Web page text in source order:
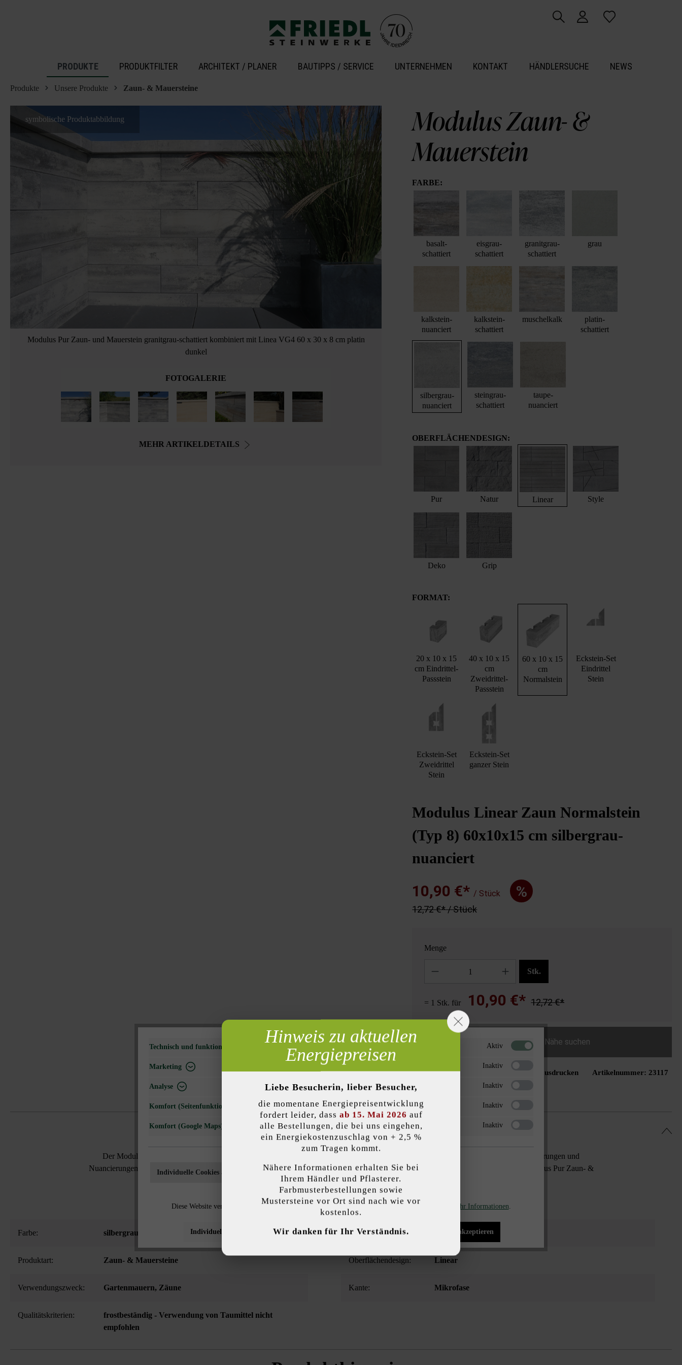
PRODUKTE PRODUKTFILTER ARCHITEKT / PLANER BAUTIPPS / SERVICE UNTERNEHMEN KONTAKT HÄNDLERSUCHE NEWS
Produkte Unsere Produkte Zaun- & Mauersteine
Modulus Pur Zaun- und Mauerstein granitgrau-schattiert kombiniert mit Linea VG4 60 x 30 x 8 cm platin
dunkel
symbolische Produktabbildung
FOTOGALERIE
MEHR ARTIKELDETAILS
Modulus Zaun- &
Mauerstein
FARBE:
basalt-
schattiert
eisgrau-
schattiert
granitgrau-
schattiert
grau
kalkstein-
nuanciert
kalkstein-
schattiert
muschelkalk
platin-
schattiert
silbergrau-
nuanciert
steingrau-
schattiert
taupe-
nuanciert
OBERFLÄCHENDESIGN:
Pur Natur Linear Style
Deko Grip
FORMAT:
20 x 10 x 15
cm Eindrittel-
Passstein
40 x 10 x 15
cm
Zweidrittel-
Passstein
60 x 10 x 15
cm
Normalstein
Eckstein-Set
Eindrittel
Stein
Eckstein-Set
Zweidrittel
Stein
Eckstein-Set
ganzer Stein
Modulus Linear Zaun Normalstein
(Typ 8) 60x10x15 cm silbergrau-
nuanciert
10,90 €* / Stück %
12,72 €* / Stück
Menge
Stk.
= 1 Stk. für 10,90 €* 12,72 €*
Händler in der Nähe suchen
Zur Wunschliste hinzufügen Seite ausdrucken Artikelnummer: 23117
Produktbeschreibung
Der Modulus Pur Zaun- & Mauerstein überzeugt durch seine moderne Steinlänge und die wunderschön zur Geltung kommenden Schattierungen und
Nuancierungen. Möglich macht dies das einzigartige, patentierte Steinsystem. Darüber hinaus können durch die spezielle Bauweise des Modulus Pur Zaun- &
Mauersteins unterschiedliche Farben für die Außen- und die Innenseite von Mauern gewählt werden.
Farbe: silbergrau-nuanciert Oberflächenstruktur:
Produktart: Zaun- & Mauersteine Oberflächendesign: Linear
Verwendungszweck: Gartenmauern, Zäune Kante: Mikrofase
Qualitätskriterien:
frostbeständig - Verwendung von Taumittel nicht
empfohlen
Technisch und funktional erforderlich Aktiv
Marketing Inaktiv
Analyse Inaktiv
Komfort (Seitenfunktionalität) Inaktiv
Komfort (Google Maps) Inaktiv
Individuelle Cookies akzeptieren
Diese Website verwendet Cookies, um Ihnen die bestmögliche Funktionalität bieten zu können... Mehr Informationen.
Individuelle Einstellungen Nur funktionale Cookies akzeptieren Alle Cookies akzeptieren
Hinweis zu aktuellen
Energiepreisen
Liebe Besucherin, lieber Besucher,
die momentane Energiepreisentwicklung
fordert leider, dass ab 15. Mai 2026 auf
alle Bestellungen, die bei uns eingehen,
ein Energiekostenzuschlag von + 2,5 %
zum Tragen kommt.
Nähere Informationen erhalten Sie bei
Ihrem Händler und Pflasterer.
Farbmusterbestellungen sowie
Mustersteine vor Ort sind nach wie vor
kostenlos.
Wir danken für Ihr Verständnis.